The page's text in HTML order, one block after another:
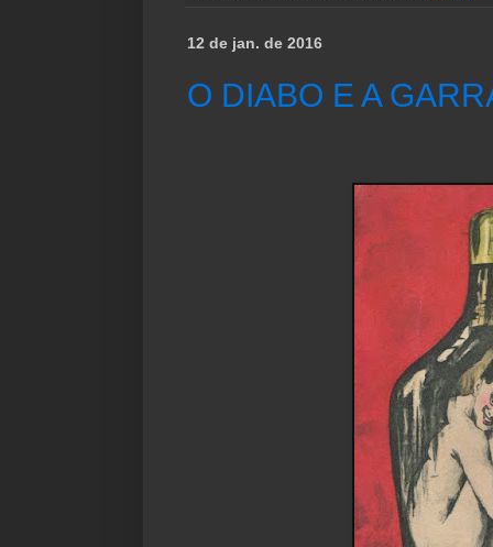
12 de jan. de 2016
O DIABO E A